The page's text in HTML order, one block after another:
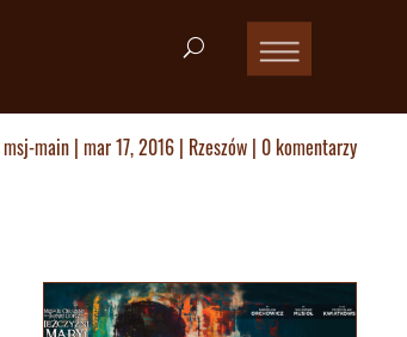
msj-main | mar 17, 2016 | Rzeszów | 0 komentarzy